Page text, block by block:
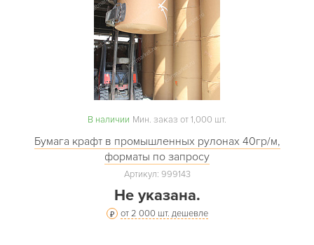
В наличии Мин. заказ от 1,000 шт.
Бумага крафт в промышленных рулонах 40гр/м,
форматы по запросу
Артикул: 999143
Не указана.
от 2 000 шт. дешевле